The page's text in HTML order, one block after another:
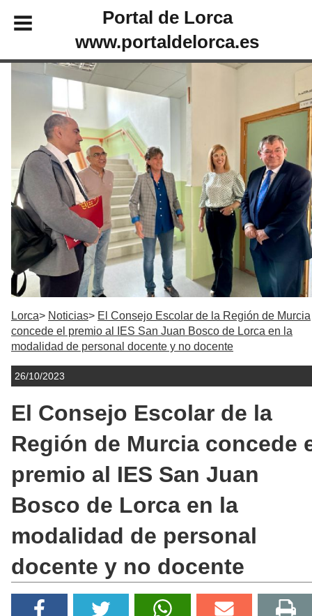
Portal de Lorca
www.portaldelorca.es
Lorca Noticias
El Consejo Escolar de la Región de Murcia
concede el premio al IES San Juan Bosco de Lorca en la
modalidad de personal docente y no docente
26/10/2023
El Consejo Escolar de la
Región de Murcia concede
premio al IES San Juan
Bosco de Lorca en la
modalidad de personal
docente y no docente